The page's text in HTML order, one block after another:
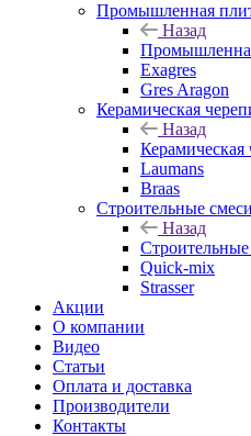
Промышленная
Назад
Exagres
Gres Aragon
Керамическая
Назад
Керамическая
Laumans
Braas
Строительные смеси
Назад
Строительные
Quick-mix
Strasser
Акции
О компании
Видео
Статьи
Оплата и доставка
Производители
Контакты